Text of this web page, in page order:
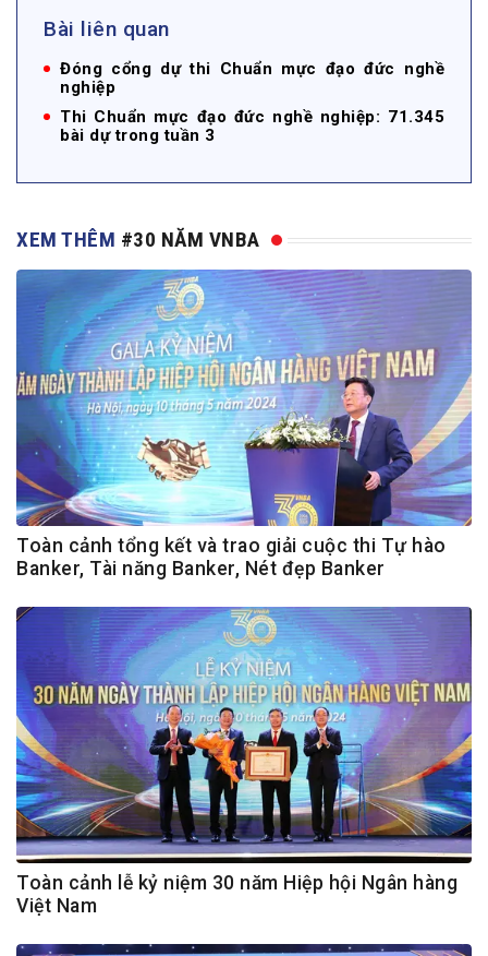
Bài liên quan
Đóng cổng dự thi Chuẩn mực đạo đức nghề
nghiệp
Thi Chuẩn mực đạo đức nghề nghiệp: 71.345
bài dự trong tuần 3
XEM THÊM #30 NĂM VNBA
Toàn cảnh tổng kết và trao giải cuộc thi Tự hào
Banker, Tài năng Banker, Nét đẹp Banker
Toàn cảnh lễ kỷ niệm 30 năm Hiệp hội Ngân hàng
Việt Nam